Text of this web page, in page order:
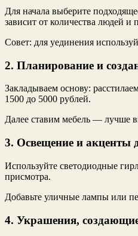
Для начала выберите
зависит от количества людей
Совет: для уединения
2. Планирование и
Закладываем основу:
1500 до 5000 рублей.
Далее ставим мебель — лучше
3. Освещение и акценты
Используйте светодиодные
присмотра.
Добавьте уличные лампы или
4. Украшения,